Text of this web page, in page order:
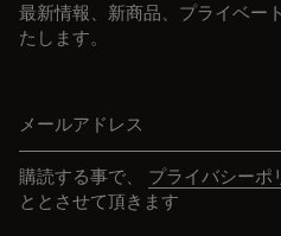
最新情報、新商品、プライベー
たします。
購読する事で、 プライバシーポ
ととさせて頂きます